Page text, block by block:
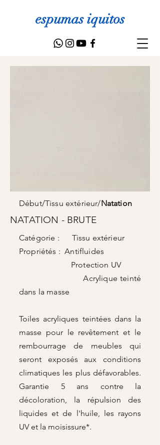
espumas iquitos
Début/Tissu extérieur/Natation
NATATION - BRUTE
Catégorie : Tissu extérieur
Propriétés : Antifluides
Protection UV
Acrylique teinté
dans la masse
Toiles acryliques teintées dans la
masse pour le revêtement et le
rembourrage de meubles qui
seront exposés aux conditions
climatiques les plus défavorables.
Garantie 5 ans contre la
décoloration, la répulsion des
liquides et de l'huile, les rayons
UV et la moisissure*.